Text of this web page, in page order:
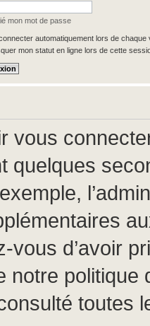
mon mot de passe
automatiquement lors de chaque
mon statut en ligne lors de cette
vous
quelques
vous d’avoir
notre
toutes